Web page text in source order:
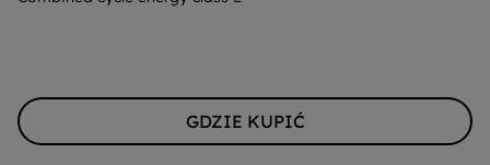
GDZIE KUPIĆ